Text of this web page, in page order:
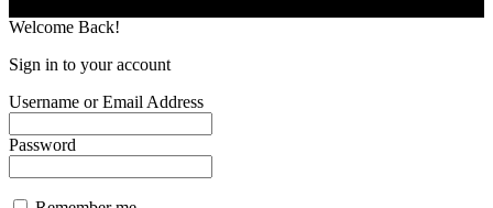
Welcome Back!
Sign in to your account
Username or Email Address
Password